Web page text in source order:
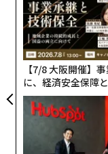
【7/8 大阪開催】
に、経済安全保障
が加わるとき──
われる新たな判断軸